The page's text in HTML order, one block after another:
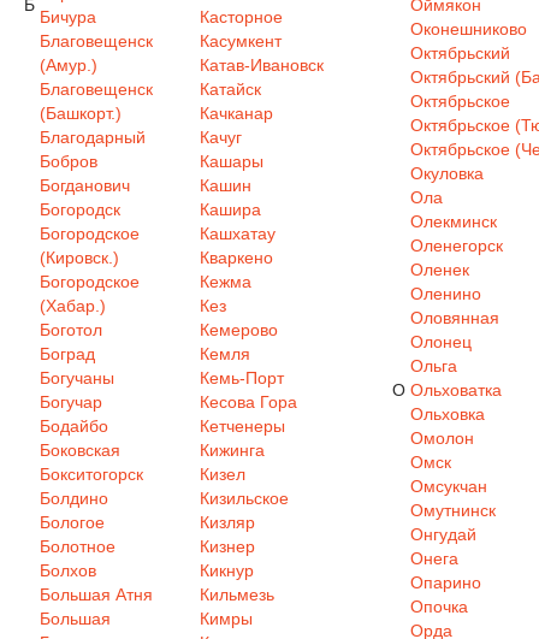
Б
Бичура
Благовещенск
(Амур.)
Благовещенск
(Башкорт.)
Благодарный
Бобров
Богданович
Богородск
Богородское
(Кировск.)
Богородское
(Хабар.)
Боготол
Боград
Богучаны
Богучар
Бодайбо
Боковская
Бокситогорск
Болдино
Бологое
Болотное
Болхов
Большая Атня
Большая
Касторное
Касумкент
Катав-Ивановск
Катайск
Качканар
Качуг
Кашары
Кашин
Кашира
Кашхатау
Кваркено
Кежма
Кез
Кемерово
Кемля
Кемь-Порт
Кесова Гора
Кетченеры
Кижинга
Кизел
Кизильское
Кизляр
Кизнер
Кикнур
Кильмезь
Кимры
О
Оймякон
Оконешниково
Октябрьский
Октябрьский
Октябрьское
Октябрьское
Октябрьское
Окуловка
Ола
Олекминск
Оленегорск
Оленек
Оленино
Оловянная
Олонец
Ольга
Ольховатка
Ольховка
Омолон
Омск
Омсукчан
Омутнинск
Онгудай
Онега
Опарино
Опочка
Орда